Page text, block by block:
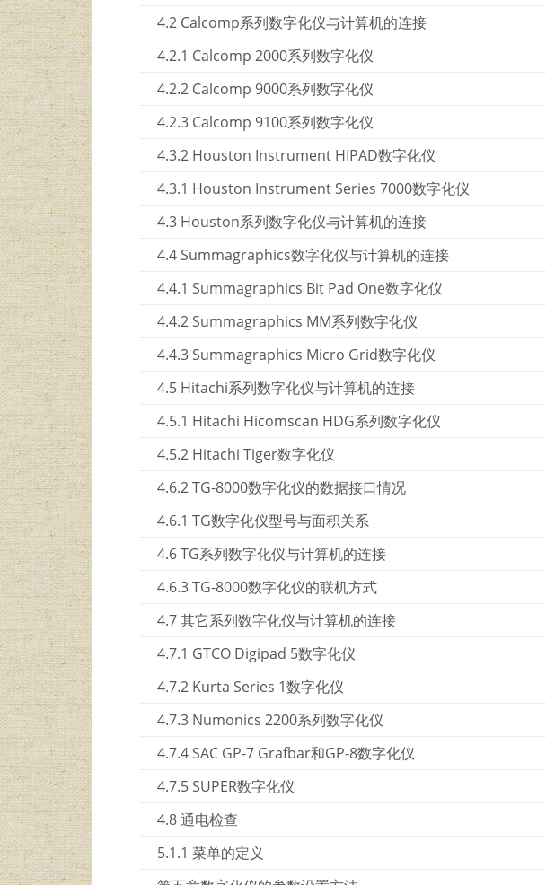
4.2 Calcomp系列数字化仪与计算机的连接
4.2.1 Calcomp 2000系列数字化仪
4.2.2 Calcomp 9000系列数字化仪
4.2.3 Calcomp 9100系列数字化仪
4.3.2 Houston Instrument HIPAD数字化仪
4.3.1 Houston Instrument Series 7000数字化仪
4.3 Houston系列数字化仪与计算机的连接
4.4 Summagraphics数字化仪与计算机的连接
4.4.1 Summagraphics Bit Pad One数字化仪
4.4.2 Summagraphics MM系列数字化仪
4.4.3 Summagraphics Micro Grid数字化仪
4.5 Hitachi系列数字化仪与计算机的连接
4.5.1 Hitachi Hicomscan HDG系列数字化仪
4.5.2 Hitachi Tiger数字化仪
4.6.2 TG-8000数字化仪的数据接口情况
4.6.1 TG数字化仪型号与面积关系
4.6 TG系列数字化仪与计算机的连接
4.6.3 TG-8000数字化仪的联机方式
4.7 其它系列数字化仪与计算机的连接
4.7.1 GTCO Digipad 5数字化仪
4.7.2 Kurta Series 1数字化仪
4.7.3 Numonics 2200系列数字化仪
4.7.4 SAC GP-7 Grafbar和GP-8数字化仪
4.7.5 SUPER数字化仪
4.8 通电检查
5.1.1 菜单的定义